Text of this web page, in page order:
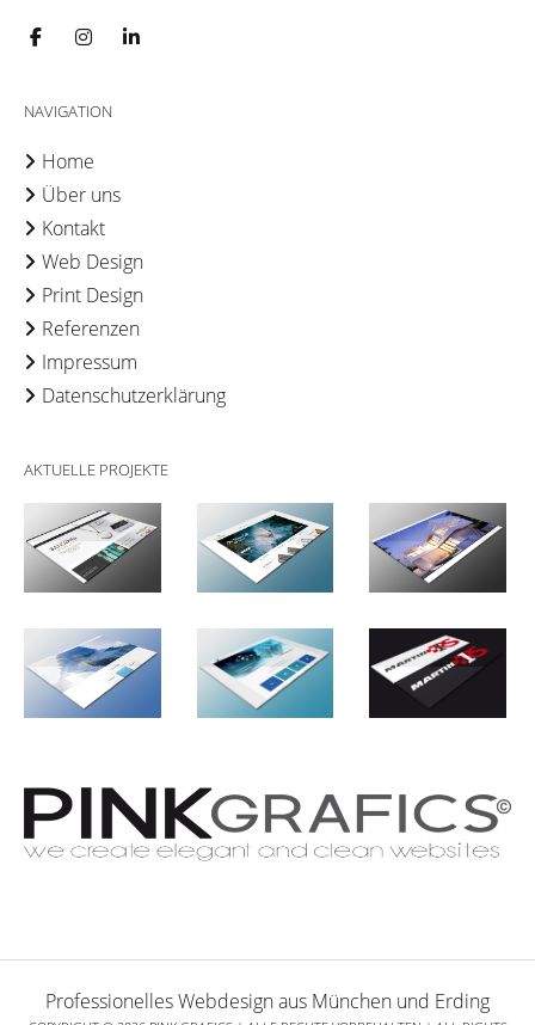
NAVIGATION
Home
Über uns
Kontakt
Web Design
Print Design
Referenzen
Impressum
Datenschutzerklärung
AKTUELLE PROJEKTE
Professionelles Webdesign aus München und Erding